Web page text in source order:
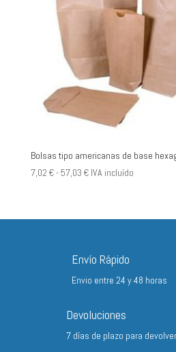
Bolsas tipo americanas de base
7,02 €-57,03 €Rango
desde
57,03 €
IVA incluído
Envío Rápido
Envio entre 24 y 48 horas
Devoluciones
7 días de plazo para devolver